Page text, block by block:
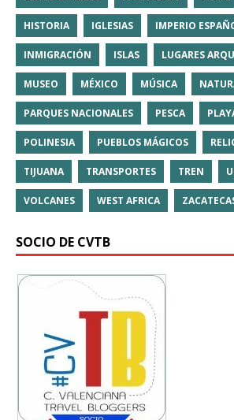
HISTORIA IGLESIAS IMPERIO
INMIGRACIÓN ISLAS LUGARES
MUSEO MÉXICO MÚSICA
PARQUES NACIONALES PESCA
POLINESIA PUEBLOS MÁGICOS
TIJUANA TRANSPORTES TREN
VOLCANES WEST AFRICA
SOCIO DE CVTB